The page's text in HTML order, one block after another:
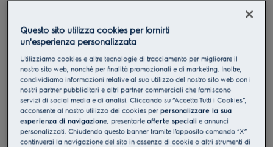
Cannella
750 g di patate, semidure
Olio d’oliva
500 g di melanzane
150 g di formaggio semi stagionato grattugiato
Per la besciamella
70 g di olio d’oliva
Questo sito utilizza cookies per fornirti
un'esperienza personalizzata
Utilizziamo cookies e altre tecnologie di tracciamento per migliorare il
nostro sito web, nonchè per finalità promozionali e di marketing. Inoltre,
condividiamo informazioni relative al suo utilizzo del nostro sito web con i
nostri partner pubblicitari e altri partner commerciali che forniscono
servizi di social media e di analisi. Cliccando su “Accetta Tutti i Cookies”,
acconsente al nostro utilizzo dei cookies perpersonalizzare la sua
esperienza di navigazione , presentarleofferte speciali e annunci
personalizzati. Chiudendo questo banner tramite l’apposito comando “X”
continuerai la navigazione del sito in assenza di cookie o altri strumenti di